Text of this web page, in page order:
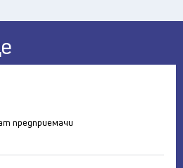
предприемачи